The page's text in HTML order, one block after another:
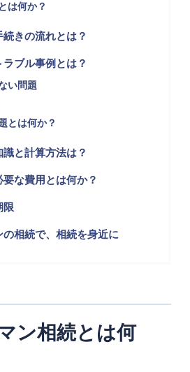
は何か？
きの流れとは？
ブル事例とは？
い問題
とは何か？
と計算方法は？
な費用とは何か？
限
相続で、相続を身近に
ン相続とは何